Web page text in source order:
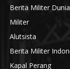
Berita Militer Dunia
Militer
Alutsista
Berita Militer
Kapal Perang